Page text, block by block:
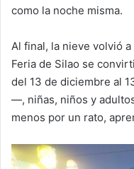
como la noche misma.
Al final, la nieve volvió
Feria de Silao se
del 13 de diciembre al
—, niñas, niños y
menos por un rato,